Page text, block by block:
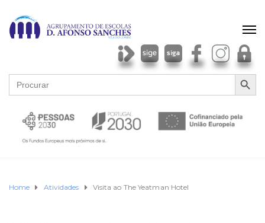
Search
for:
SEARCH
Home Atividades Visita ao The Yeatman Hotel